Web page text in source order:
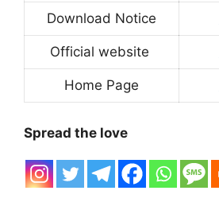
Download Notice
Official website
Home Page
Spread the love